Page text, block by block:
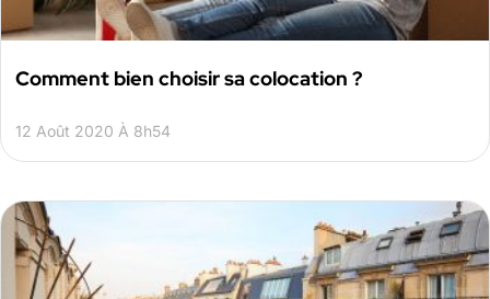
Comment bien choisir sa colocation ?
12 Août 2020 À 8h54